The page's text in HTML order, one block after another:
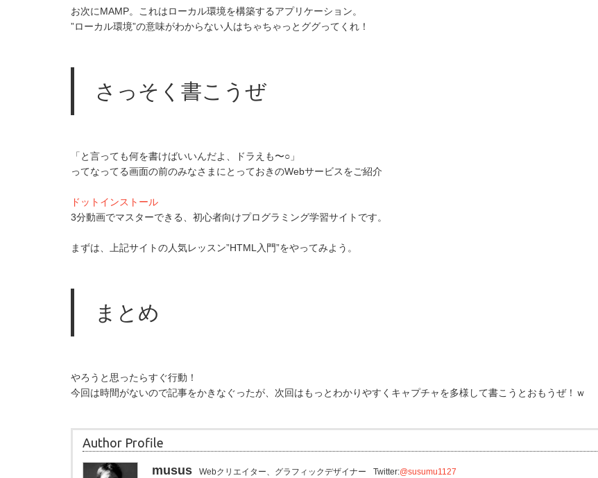
お次にMAMP。これはローカル環境を構築するアプリケーション。
”ローカル環境”の意味がわからない人はちゃちゃっとググってくれ！
さっそく書こうぜ
「と言っても何を書けばいいんだよ、ドラえも〜○」
ってなってる画面の前のみなさまにとっておきのWebサービスをご紹介
ドットインストール
3分動画でマスターできる、初心者向けプログラミング学習サイトです。
まずは、上記サイトの人気レッスン”HTML入門”をやってみよう。
まとめ
やろうと思ったらすぐ行動！
今回は時間がないので記事をかきなぐったが、次回はもっとわかりやすくキャプチャを多様して書こうとおもうぜ！ｗ
Author Profile
musus
Webクリエイター、グラフィックデザイナー Twitter:@susumu1127